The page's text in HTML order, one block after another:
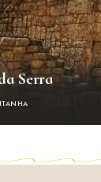
Serra